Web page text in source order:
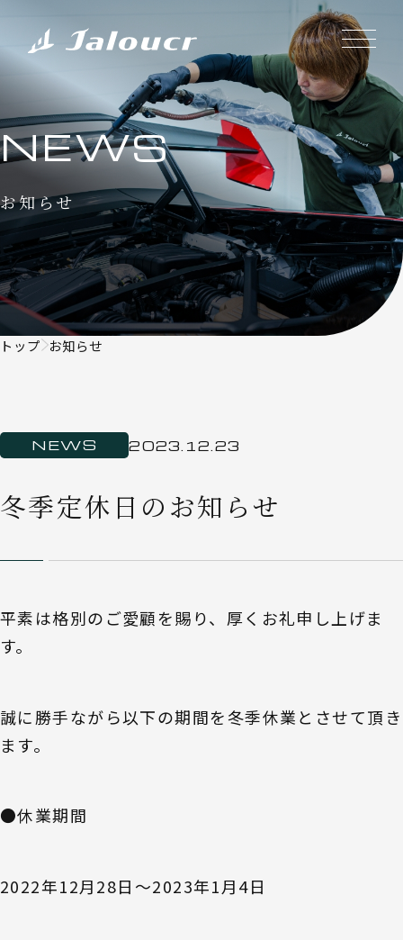
NEWS
お知らせ
トップ お知らせ
NEWS 2023.12.23
冬季定休日のお知らせ
平素は格別のご愛顧を賜り、厚くお礼申し上げま
す。
誠に勝手ながら以下の期間を冬季休業とさせて頂き
ます。
●休業期間
2022年12月28日〜2023年1月4日